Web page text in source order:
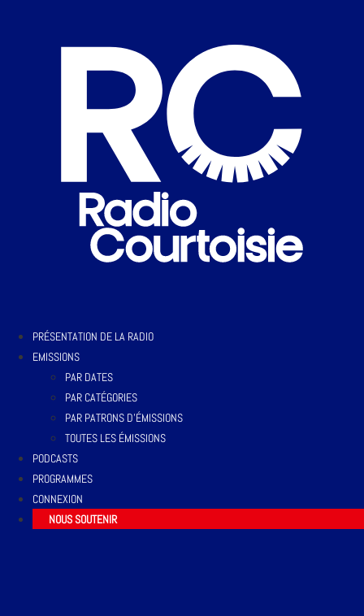
PRÉSENTATION DE LA RADIO
EMISSIONS
PAR DATES
PAR CATÉGORIES
PAR PATRONS D’ÉMISSIONS
TOUTES LES ÉMISSIONS
PODCASTS
PROGRAMMES
CONNEXION
NOUS SOUTENIR